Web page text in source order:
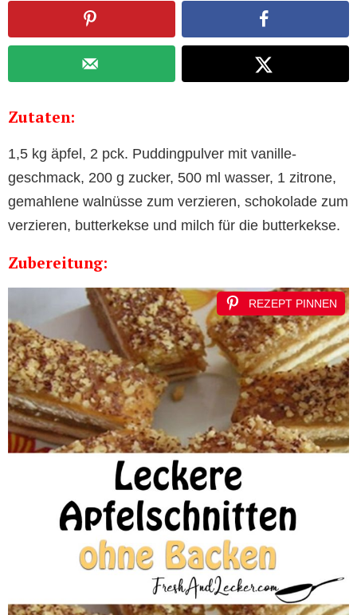
Zutaten:
1,5 kg äpfel, 2 pck. Puddingpulver mit vanille-
geschmack, 200 g zucker, 500 ml wasser, 1 zitrone,
gemahlene walnüsse zum verzieren, schokolade zum
verzieren, butterkekse und milch für die butterkekse.
Zubereitung:
REZEPT PINNEN